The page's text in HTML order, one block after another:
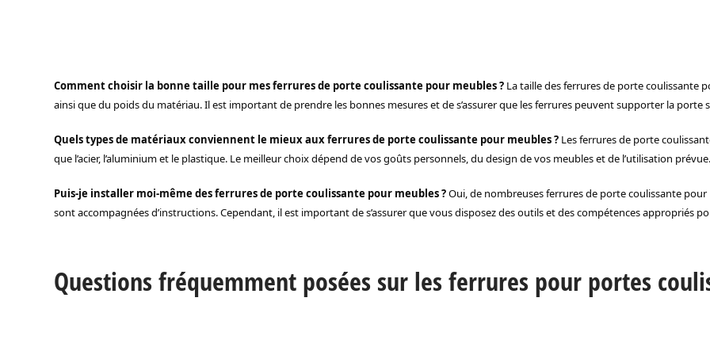
Comment choisir la bonne taille pour mes ferrures de porte coulissante pour meubles ? La taille des ferrures de porte coulissante
ainsi que du poids du matériau. Il est important de prendre les bonnes mesures et de s’assurer que les ferrures peuvent supporter la porte
Quels types de matériaux conviennent le mieux aux ferrures de porte coulissante pour meubles ? Les ferrures de porte
que l’acier, l’aluminium et le plastique. Le meilleur choix dépend de vos goûts personnels, du design de vos meubles et de l’utilisation prévue.
Puis-je installer moi-même des ferrures de porte coulissante pour meubles ?Oui, de nombreuses ferrures de porte coulissante
sont accompagnées d’instructions. Cependant, il est important de s’assurer que vous disposez des outils et des compétences appropriés
Questions fréquemment posées sur les ferrures pour portes